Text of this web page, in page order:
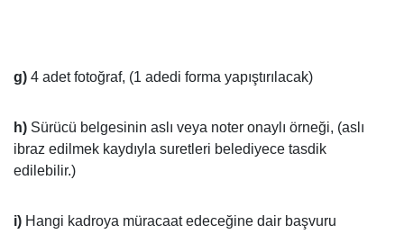
g) 4 adet fotoğraf, (1 adedi forma yapıştırılacak)
h) Sürücü belgesinin aslı veya noter onaylı örneği, (aslı
ibraz edilmek kaydıyla suretleri belediyece tasdik
edilebilir.)
i) Hangi kadroya müracaat edeceğine dair başvuru